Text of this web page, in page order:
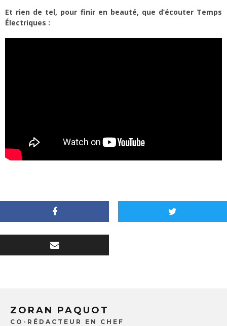
Et rien de tel, pour finir en beauté, que d’écouter Temps
Électriques :
ZORAN PAQUOT
CO-RÉDACTEUR EN CHEF